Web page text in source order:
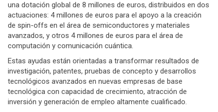
una dotación global de 8 millones de euros, distribuidos en dos
actuaciones: 4 millones de euros para el apoyo a la creación
de spin-offs en el área de semiconductores y materiales
avanzados, y otros 4 millones de euros para el área de
computación y comunicación cuántica.
Estas ayudas están orientadas a transformar resultados de
investigación, patentes, pruebas de concepto y desarrollos
tecnológicos avanzados en nuevas empresas de base
tecnológica con capacidad de crecimiento, atracción de
inversión y generación de empleo altamente cualificado.